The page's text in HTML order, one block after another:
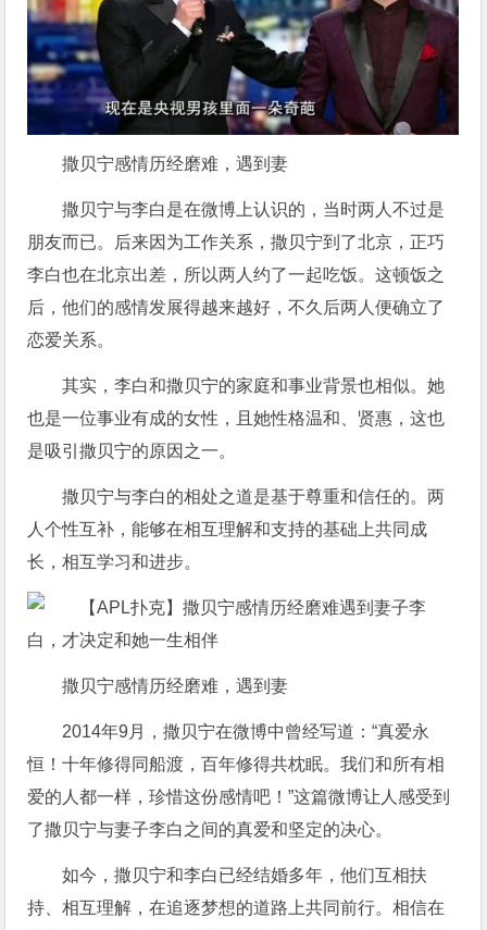
撒贝宁感情历经磨难，遇到妻
撒贝宁与李白是在微博上认识的，当时两人不过是
朋友而已。后来因为工作关系，撒贝宁到了北京，正巧
李白也在北京出差，所以两人约了一起吃饭。这顿饭之
后，他们的感情发展得越来越好，不久后两人便确立了
恋爱关系。
其实，李白和撒贝宁的家庭和事业背景也相似。她
也是一位事业有成的女性，且她性格温和、贤惠，这也
是吸引撒贝宁的原因之一。
撒贝宁与李白的相处之道是基于尊重和信任的。两
人个性互补，能够在相互理解和支持的基础上共同成
长，相互学习和进步。
撒贝宁感情历经磨难，遇到妻
2014年9月，撒贝宁在微博中曾经写道：“真爱永
恒！十年修得同船渡，百年修得共枕眠。我们和所有相
爱的人都一样，珍惜这份感情吧！”这篇微博让人感受到
了撒贝宁与妻子李白之间的真爱和坚定的决心。
如今，撒贝宁和李白已经结婚多年，他们互相扶
持、相互理解，在追逐梦想的道路上共同前行。相信在